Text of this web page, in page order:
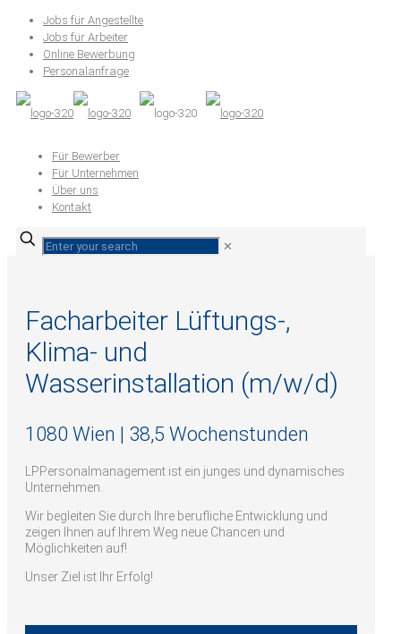
Jobs für Angestellte
Jobs für Arbeiter
Online Bewerbung
Personalanfrage
Für Bewerber
Für Unternehmen
Über uns
Kontakt
✕
Facharbeiter Lüftungs-,
Klima- und
Wasserinstallation (m/w/d)
1080 Wien | 38,5 Wochenstunden
LPPersonalmanagement ist ein junges und dynamisches
Unternehmen.
Wir begleiten Sie durch Ihre berufliche Entwicklung und
zeigen Ihnen auf Ihrem Weg neue Chancen und
Möglichkeiten auf!
Unser Ziel ist Ihr Erfolg!